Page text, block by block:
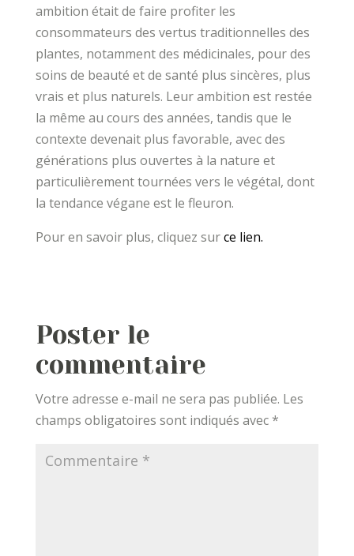
ambition était de faire profiter les
consommateurs des vertus traditionnelles des
plantes, notamment des médicinales, pour des
soins de beauté et de santé plus sincères, plus
vrais et plus naturels. Leur ambition est restée
la même au cours des années, tandis que le
contexte devenait plus favorable, avec des
générations plus ouvertes à la nature et
particulièrement tournées vers le végétal, dont
la tendance végane est le fleuron.
Pour en savoir plus, cliquez surce lien.
Poster le
commentaire
Votre adresse e-mail ne sera pas publiée. Les
champs obligatoires sont indiqués avec *